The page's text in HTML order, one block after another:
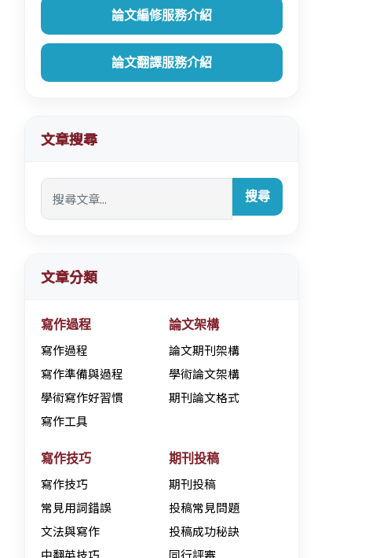
論文編修服務介紹
論文翻譯服務介紹
文章搜尋
搜尋
文章分類
寫作過程
寫作過程
寫作準備與過程
學術寫作好習慣
寫作工具
論文架構
論文期刊架構
學術論文架構
期刊論文格式
寫作技巧
寫作技巧
常見用詞錯誤
文法與寫作
期刊投稿
期刊投稿
投稿常見問題
投稿成功秘訣